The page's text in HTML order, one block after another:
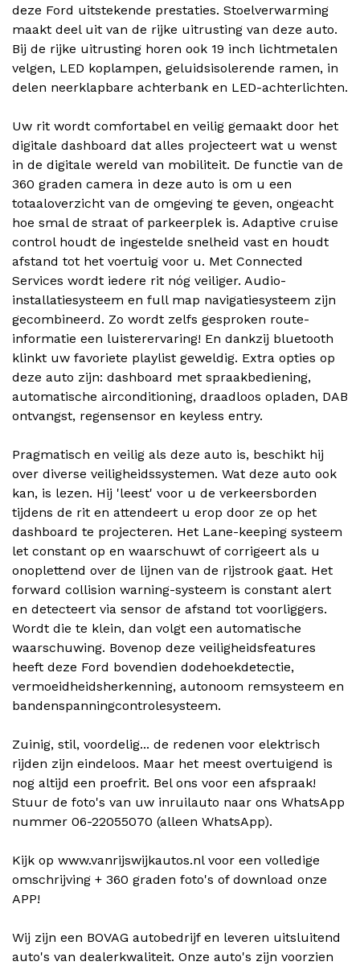
deze Ford uitstekende prestaties. Stoelverwarming
maakt deel uit van de rijke uitrusting van deze auto.
Bij de rijke uitrusting horen ook 19 inch lichtmetalen
velgen, LED koplampen, geluidsisolerende ramen, in
delen neerklapbare achterbank en LED-achterlichten.
Uw rit wordt comfortabel en veilig gemaakt door het
digitale dashboard dat alles projecteert wat u wenst
in de digitale wereld van mobiliteit. De functie van de
360 graden camera in deze auto is om u een
totaaloverzicht van de omgeving te geven, ongeacht
hoe smal de straat of parkeerplek is. Adaptive cruise
control houdt de ingestelde snelheid vast en houdt
afstand tot het voertuig voor u. Met Connected
Services wordt iedere rit nóg veiliger. Audio-
installatiesysteem en full map navigatiesysteem zijn
gecombineerd. Zo wordt zelfs gesproken route-
informatie een luisterervaring! En dankzij bluetooth
klinkt uw favoriete playlist geweldig. Extra opties op
deze auto zijn: dashboard met spraakbediening,
automatische airconditioning, draadloos opladen, DAB
ontvangst, regensensor en keyless entry.
Pragmatisch en veilig als deze auto is, beschikt hij
over diverse veiligheidssystemen. Wat deze auto ook
kan, is lezen. Hij 'leest' voor u de verkeersborden
tijdens de rit en attendeert u erop door ze op het
dashboard te projecteren. Het Lane-keeping systeem
let constant op en waarschuwt of corrigeert als u
onoplettend over de lijnen van de rijstrook gaat. Het
forward collision warning-systeem is constant alert
en detecteert via sensor de afstand tot voorliggers.
Wordt die te klein, dan volgt een automatische
waarschuwing. Bovenop deze veiligheidsfeatures
heeft deze Ford bovendien dodehoekdetectie,
vermoeidheidsherkenning, autonoom remsysteem en
bandenspanningcontrolesysteem.
Zuinig, stil, voordelig... de redenen voor elektrisch
rijden zijn eindeloos. Maar het meest overtuigend is
nog altijd een proefrit. Bel ons voor een afspraak!
Stuur de foto's van uw inruilauto naar ons WhatsApp
nummer 06-22055070 (alleen WhatsApp).
Kijk op www.vanrijswijkautos.nl voor een volledige
omschrijving + 360 graden foto's of download onze
APP!
Wij zijn een BOVAG autobedrijf en leveren uitsluitend
auto's van dealerkwaliteit. Onze auto's zijn voorzien